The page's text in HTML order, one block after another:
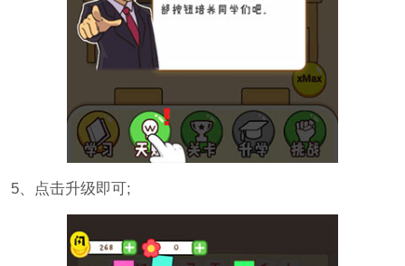
5、点击升级即可;